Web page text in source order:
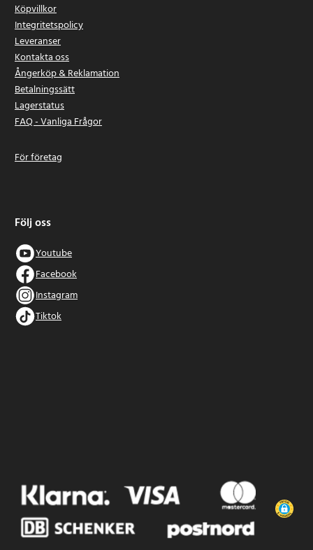
Köpvillkor
Integritetspolicy
Leveranser
Kontakta oss
Ångerköp & Reklamation
Betalningssätt
Lagerstatus
FAQ - Vanliga Frågor
För företag
Följ oss
Youtube
Facebook
Instagram
Tiktok